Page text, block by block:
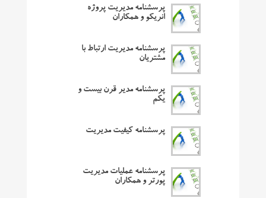
پرسشنامه مدیریت پروژه
انریکو و همکاران
پرسشنامه مدیریت ارتباط با
مشتریان
پرسشنامه مدیر قرن بیست و
یکم
پرسشنامه کیفیت مدیریت
پرسشنامه عملیات مدیریت
پورتر و همکاران